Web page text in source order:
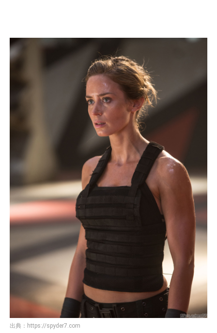
出典： https://spyder7.com